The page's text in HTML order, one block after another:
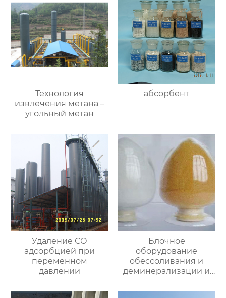
Технология
извлечения метана –
угольный метан
абсорбент
Удаление СО
адсорбцией при
переменном
давлении
Блочное
оборудование
обессоливания и
деминерализации и